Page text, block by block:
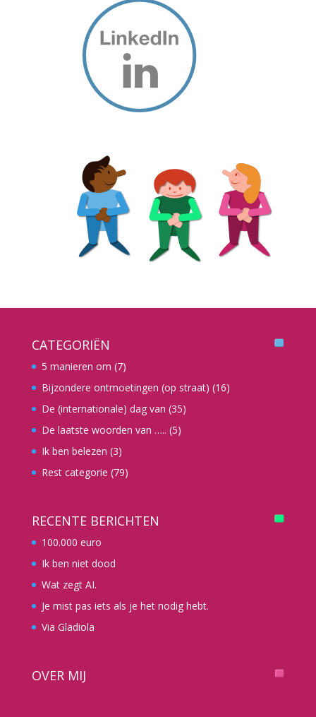
CATEGORIËN
5 manieren om (7)
Bijzondere ontmoetingen (op straat) (16)
De (internationale) dag van (35)
De laatste woorden van ….. (5)
Ik ben belezen (3)
Rest categorie (79)
RECENTE BERICHTEN
100.000 euro
Ik ben niet dood
Wat zegt AI.
Je mist pas iets als je het nodig hebt.
Via Gladiola
OVER MIJ